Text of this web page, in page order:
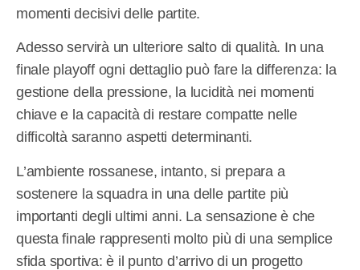
momenti decisivi delle partite.
Adesso servirà un ulteriore salto di qualità. In una
finale playoff ogni dettaglio può fare la differenza: la
gestione della pressione, la lucidità nei momenti
chiave e la capacità di restare compatte nelle
difficoltà saranno aspetti determinanti.
L’ambiente rossanese, intanto, si prepara a
sostenere la squadra in una delle partite più
importanti degli ultimi anni. La sensazione è che
questa finale rappresenti molto più di una semplice
sfida sportiva: è il punto d’arrivo di un progetto